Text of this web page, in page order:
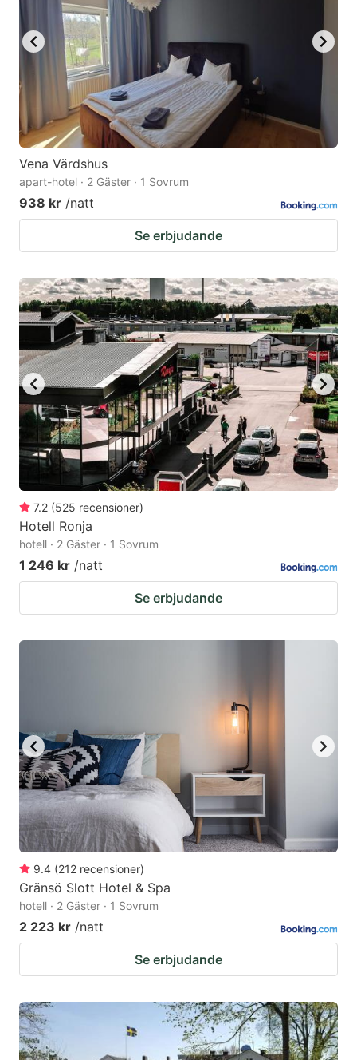
Vena Värdshus
apart-hotel · 2 Gäster · 1 Sovrum
938 kr /natt
Se erbjudande
7.2 (525 recensioner)
Hotell Ronja
hotell · 2 Gäster · 1 Sovrum
1 246 kr /natt
Se erbjudande
9.4 (212 recensioner)
Gränsö Slott Hotel & Spa
hotell · 2 Gäster · 1 Sovrum
2 223 kr /natt
Se erbjudande